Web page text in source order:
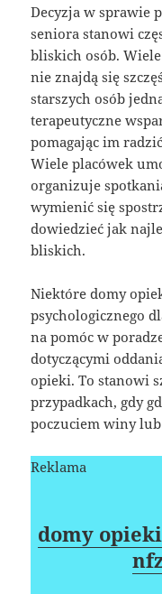
Decyzja w sprawie
seniora stanowi
bliskich osób.
nie znajdą się
starszych osób
terapeutyczne
pomagając im
Wiele placówek
organizuje
wymienić się
dowiedzieć jak
bliskich.
Niektóre domy
psychologicznego
na pomóc w
dotyczącymi
opieki. To stanowi
przypadkach, gdy
poczuciem winy lub
Reklama
domy